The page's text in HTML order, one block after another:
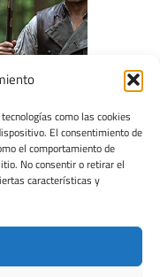
como las cookies
El consentimiento de
el comportamiento de
No consentir o retirar el
características y